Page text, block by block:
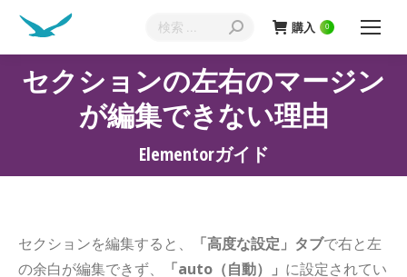
購入 0
セクションの左右のマージン
が編集できない理由
Elementorガイド
現在地:
セクションを編集すると、 「高度な設定」タブで右と左
の余白が編集できず、
「auto（自動）」 に設定されてい